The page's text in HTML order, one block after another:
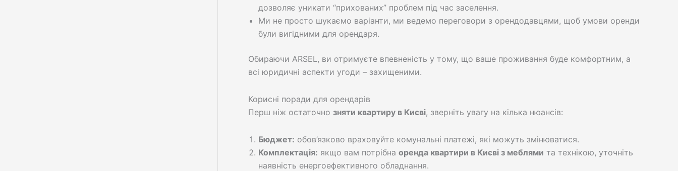
дозволяє уникати “прихованих” проблем під час заселення.
Ми не просто шукаємо варіанти, ми ведемо переговори з орендодавцями, щоб умови оренди
були вигідними для орендаря.
Обираючи ARSEL, ви отримуєте впевненість у тому, що ваше проживання буде комфортним, а
всі юридичні аспекти угоди – захищеними.
Корисні поради для орендарів
Перш ніж остаточно зняти квартиру в Києві, зверніть увагу на кілька нюансів:
Бюджет: обов’язково враховуйте комунальні платежі, які можуть змінюватися.
Комплектація: якщо вам потрібна оренда квартири в Києві з меблями та технікою, уточніть
наявність енергоефективного обладнання.